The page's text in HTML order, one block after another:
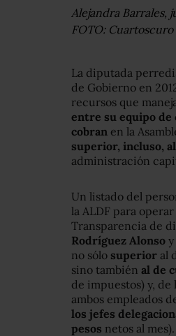
Alejandra Barrales,
FOTO: Cuartoscuro
La diputada
de Gobierno en
recursos que
entre su equipo de
cobran en la
superior, incluso,
administración
Un listado del
la ALDF para
Transparencia de
Rodríguez Alonso
no sólo superior al
sino también al de
de impuestos) y,
ambos empleados
los jefes
pesos netos al mes).